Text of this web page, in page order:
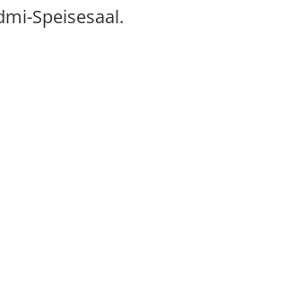
Speisesaal.